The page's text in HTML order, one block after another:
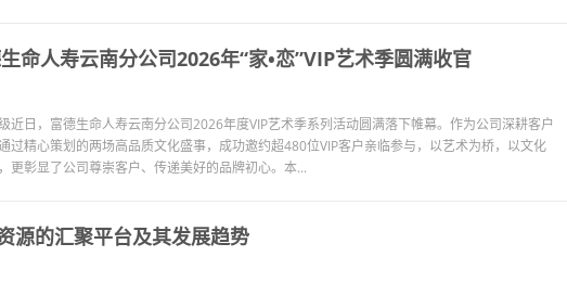
人寿云南分公司2026年“家•恋”VIP艺术季圆满收官
日，富德生命人寿云南分公司2026年度VIP艺术季系列活动圆满落下帷幕。作为公司深耕客户
过精心策划的两场高品质文化盛事，成功邀约超480位VIP客户亲临参与，以艺术为桥，以文化
更彰显了公司尊崇客户、传递美好的品牌初心。本...
源的汇聚平台及其发展趋势